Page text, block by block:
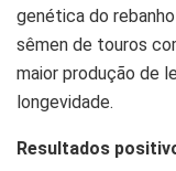
genética do
sêmen de touros
maior produção de
longevidade.
Resultados